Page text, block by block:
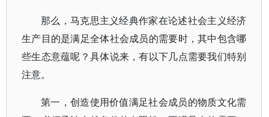
那么，马克思主义经典作家在论述社会主义经济
生产目的是满足全体社会成员的需要时，其中包含哪
些生态意蕴呢？具体说来，有以下几点需要我们特别
注意。
第一，创造使用价值满足社会成员的物质文化需